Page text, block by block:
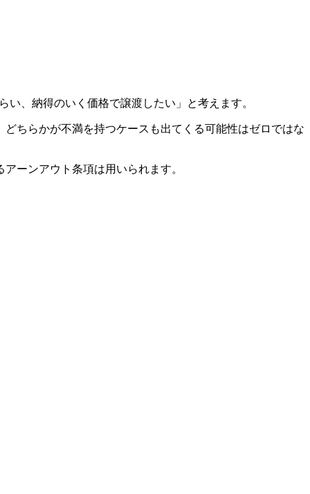
、納得のいく価格で譲渡したい」と考えます。
ちらかが不満を持つケースも出てくる可能性はゼロではな
ーンアウト条項は用いられます。